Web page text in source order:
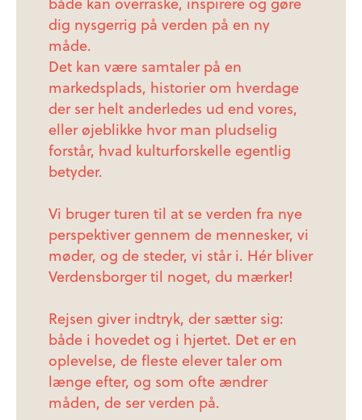
både kan overraske, inspirere og gøre
dig nysgerrig på verden på en ny
måde.
Det kan være samtaler på en
markedsplads, historier om hverdage
der ser helt anderledes ud end vores,
eller øjeblikke hvor man pludselig
forstår, hvad kulturforskelle egentlig
betyder.
Vi bruger turen til at se verden fra nye
perspektiver gennem de mennesker, vi
møder, og de steder, vi står i. Hér bliver
Verdensborger til noget, du mærker!
Rejsen giver indtryk, der sætter sig:
både i hovedet og i hjertet. Det er en
oplevelse, de fleste elever taler om
længe efter, og som ofte ændrer
måden, de ser verden på.